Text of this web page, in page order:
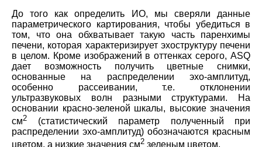
До того как определить ИО, мы сверяли данные
параметрического картирования, чтобы убедиться в
том, что она обхватывает такую часть паренхимы
печени, которая характеризирует эхоструктуру печени
в целом. Кроме изображений в оттенках серого, ASQ
дает возможность получить цветные снимки,
основанные на распределении эхо-амплитуд,
особенно рассеивании, т.е. отклонении
ультразвуковых волн разными структурами. На
основании красно-зеленой шкалы, высокие значения
см2 (статистический параметр полученный при
распределении эхо-амплитуд) обозначаются красным
цветом, а низкие значения см2 зеленым цветом.